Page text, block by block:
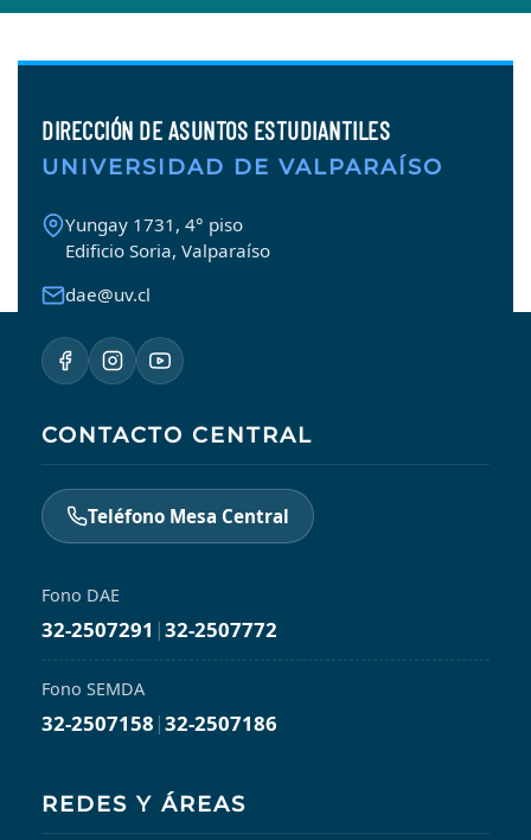
DIRECCIÓN DE ASUNTOS ESTUDIANTILES
UNIVERSIDAD DE VALPARAÍSO
Yungay 1731, 4° piso
Edificio Soria, Valparaíso
dae@uv.cl
CONTACTO CENTRAL
Teléfono Mesa Central
Fono DAE
32-2507291 |32-2507772
Fono SEMDA
32-2507158 |32-2507186
REDES Y ÁREAS